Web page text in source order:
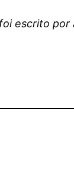
escrito por